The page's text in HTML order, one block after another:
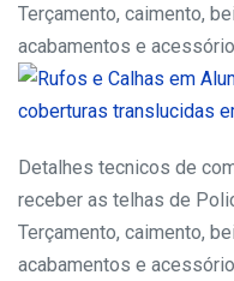
Terçamento, caimento,
acabamentos e
Detalhes tecnicos de
receber as telhas de
Terçamento, caimento,
acabamentos e